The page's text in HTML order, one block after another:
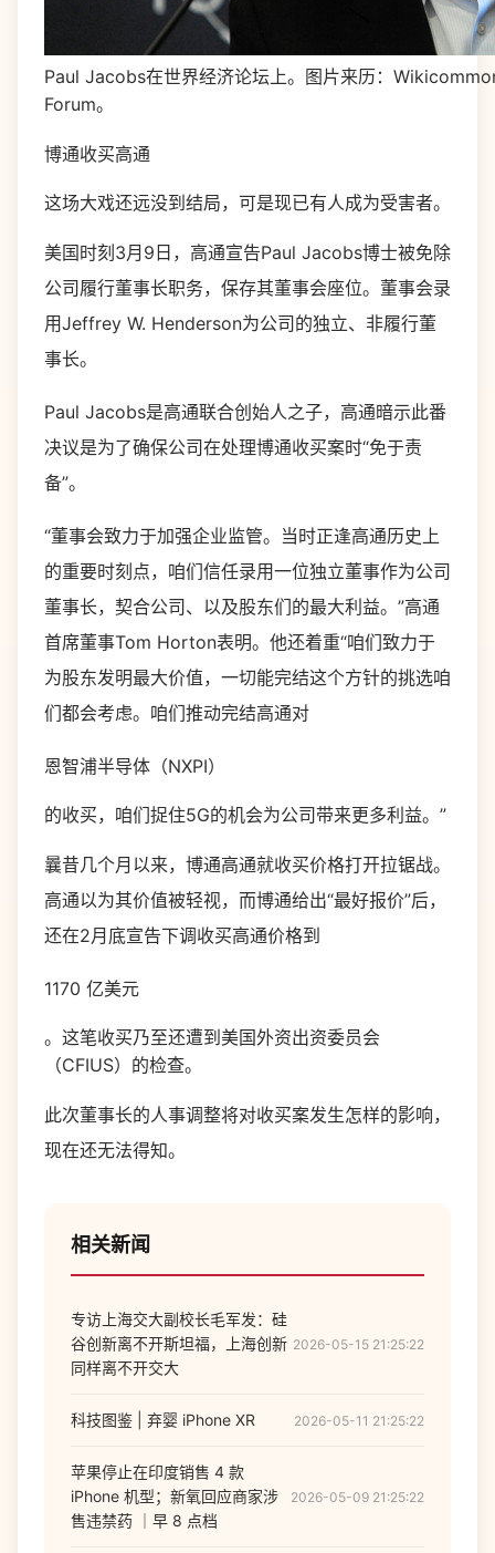
Paul Jacobs在世界经济论坛上。图片来历：
Forum。
博通收买高通
这场大戏还远没到结局，可是现已有人成为受害者。
美国时刻3月9日，高通宣告Paul Jacobs博士被免除
公司履行董事长职务，保存其董事会座位。董事会录
用Jeffrey W. Henderson为公司的独立、非履行董
事长。
Paul Jacobs是高通联合创始人之子，高通暗示此番
决议是为了确保公司在处理博通收买案时“免于责
备”。
“董事会致力于加强企业监管。当时正逢高通历史上
的重要时刻点，咱们信任录用一位独立董事作为公司
董事长，契合公司、以及股东们的最大利益。”高通
首席董事Tom Horton表明。他还着重“咱们致力于
为股东发明最大价值，一切能完结这个方针的挑选咱
们都会考虑。咱们推动完结高通对
恩智浦半导体（NXPI）
的收买，咱们捉住5G的机会为公司带来更多利益。”
曩昔几个月以来，博通高通就收买价格打开拉锯战。
高通以为其价值被轻视，而博通给出“最好报价”后，
还在2月底宣告下调收买高通价格到
1170 亿美元
。这笔收买乃至还遭到美国外资出资委员会
（CFIUS）的检查。
此次董事长的人事调整将对收买案发生怎样的影响，
现在还无法得知。
相关新闻
专访上海交大副校长毛军发：硅
谷创新离不开斯坦福，上海创新
同样离不开交大
2026-05-15 21:25:22
科技图鉴 | 弃婴 iPhone XR 2026-05-11 21:25:22
苹果停止在印度销售 4 款
iPhone 机型；新氧回应商家涉
售违禁药 ｜早 8 点档
2026-05-09 21:25:22